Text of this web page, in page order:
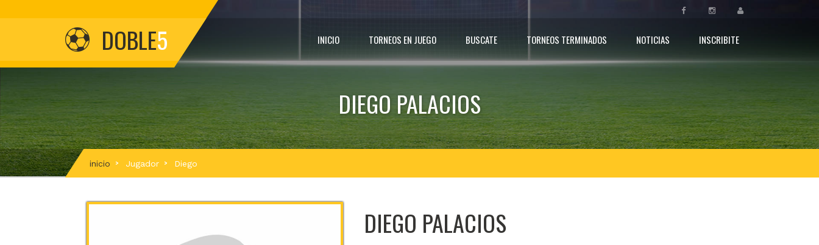
DOBLE5 INICIO TORNEOS EN JUEGO BUSCATE TORNEOS TERMINADOS NOTICIAS INSCRIBITE
DIEGO PALACIOS
inicio Jugador Diego
DIEGO PALACIOS